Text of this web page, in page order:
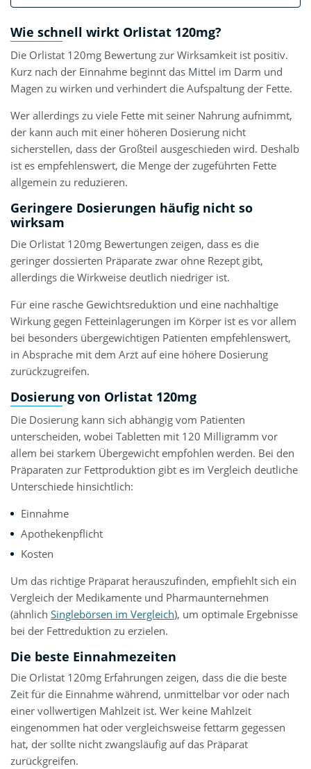
Wie schnell wirkt Orlistat 120mg?
Die Orlistat 120mg Bewertung zur Wirksamkeit ist positiv.
Kurz nach der Einnahme beginnt das Mittel im Darm und
Magen zu wirken und verhindert die Aufspaltung der Fette.
Wer allerdings zu viele Fette mit seiner Nahrung aufnimmt,
der kann auch mit einer höheren Dosierung nicht
sicherstellen, dass der Großteil ausgeschieden wird. Deshalb
ist es empfehlenswert, die Menge der zugeführten Fette
allgemein zu reduzieren.
Geringere Dosierungen häufig nicht so
wirksam
Die Orlistat 120mg Bewertungen zeigen, dass es die
geringer dossierten Präparate zwar ohne Rezept gibt,
allerdings die Wirkweise deutlich niedriger ist.
Für eine rasche Gewichtsreduktion und eine nachhaltige
Wirkung gegen Fetteinlagerungen im Körper ist es vor allem
bei besonders übergewichtigen Patienten empfehlenswert,
in Absprache mit dem Arzt auf eine höhere Dosierung
zurückzugreifen.
Dosierung von Orlistat 120mg
Die Dosierung kann sich abhängig vom Patienten
unterscheiden, wobei Tabletten mit 120 Milligramm vor
allem bei starkem Übergewicht empfohlen werden. Bei den
Präparaten zur Fettproduktion gibt es im Vergleich deutliche
Unterschiede hinsichtlich:
Einnahme
Apothekenpflicht
Kosten
Um das richtige Präparat herauszufinden, empfiehlt sich ein
Vergleich der Medikamente und Pharmaunternehmen
(ähnlich Singlebörsen im Vergleich), um optimale Ergebnisse
bei der Fettreduktion zu erzielen.
Die beste Einnahmezeiten
Die Orlistat 120mg Erfahrungen zeigen, dass die die beste
Zeit für die Einnahme während, unmittelbar vor oder nach
einer vollwertigen Mahlzeit ist. Wer keine Mahlzeit
eingenommen hat oder vergleichsweise fettarm gegessen
hat, der sollte nicht zwangsläufig auf das Präparat
zurückgreifen.